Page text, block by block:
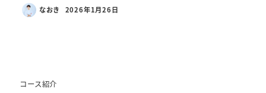
なおき 2026年1月26日
コース紹介